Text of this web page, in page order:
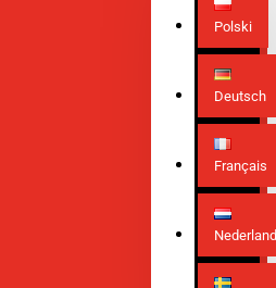
Polski
Deutsch
Français